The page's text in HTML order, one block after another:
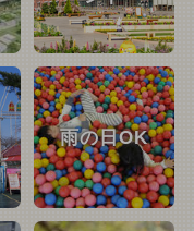
雨の日OK